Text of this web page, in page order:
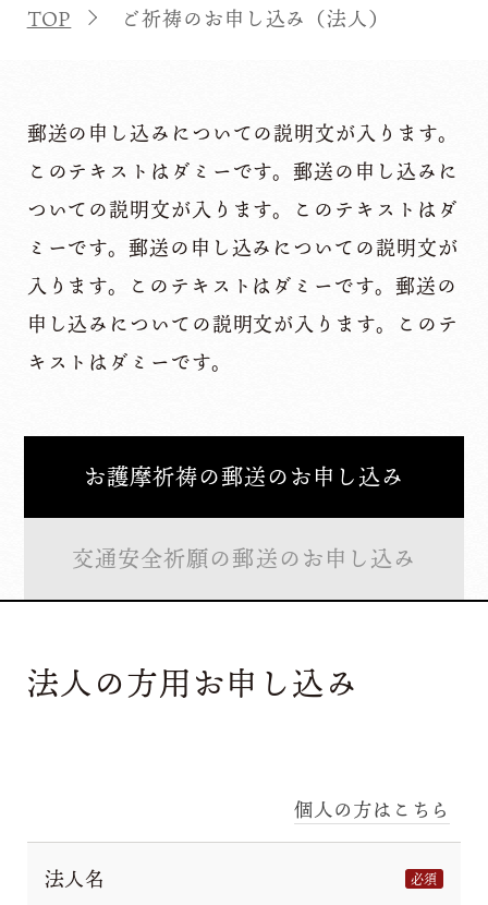
TOP ご祈祷のお申し込み（法人）
郵送の申し込みについての説明文が入ります。
このテキストはダミーです。郵送の申し込みに
ついての説明文が入ります。このテキストはダ
ミーです。郵送の申し込みについての説明文が
入ります。このテキストはダミーです。郵送の
申し込みについての説明文が入ります。このテ
キストはダミーです。
お護摩祈祷の郵送のお申し込み
交通安全祈願の郵送のお申し込み
法人の方用お申し込み
個人の方はこちら
法人名 必須